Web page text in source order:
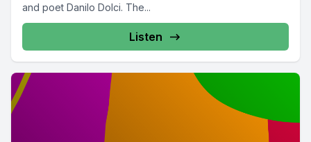
and poet Danilo Dolci. The...
Listen